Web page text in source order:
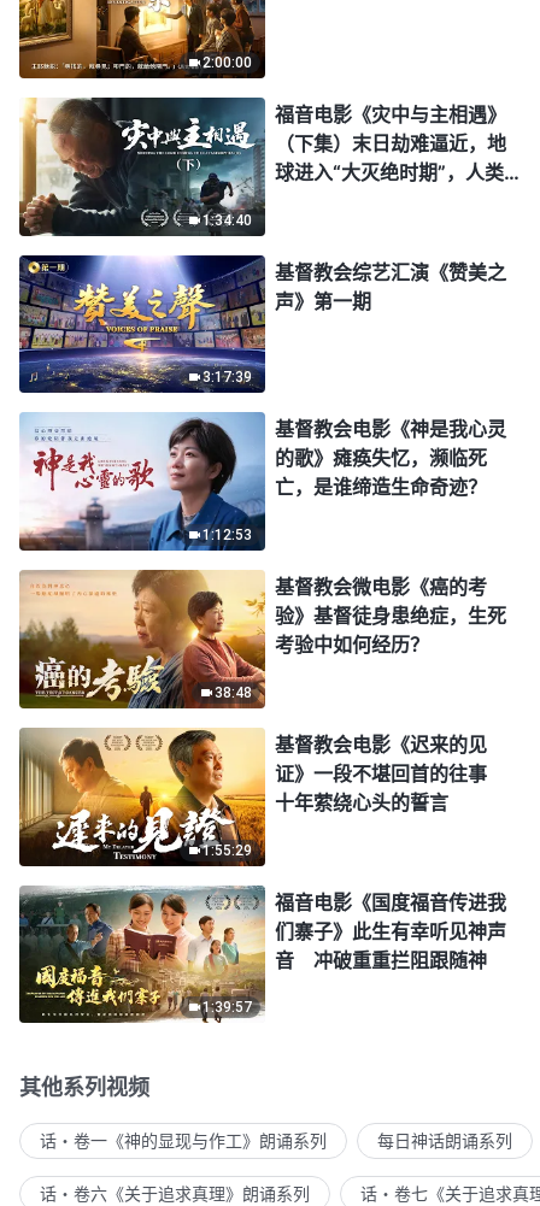
2:00:00
1:34:40
福音电影《灾中与主相遇》
（下集）末日劫难逼近，地
球进入“大灭绝时期”，人类
3:17:39
基督教会综艺汇演《赞美之
声》第一期
1:12:53
基督教会电影《神是我心灵
的歌》瘫痪失忆，濒临死
亡，是谁缔造生命奇迹？
38:48
基督教会微电影《癌的考
验》基督徒身患绝症，生死
考验中如何经历？
1:55:29
基督教会电影《迟来的见
证》一段不堪回首的往事
十年萦绕心头的誓言
1:39:57
福音电影《国度福音传进我
们寨子》此生有幸听见神声
音 冲破重重拦阻跟随神
其他系列视频
话・卷一《神的显现与作工》朗诵系列 每日神话朗诵系列
话・卷六《关于追求真理》朗诵系列 话・卷七《关于追求真